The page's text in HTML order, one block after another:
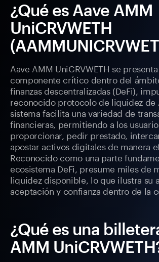
¿Qué es Aave AMM
UniCRVWETH
Aave AMM UniCRVWETH se
componente crítico dentro del
finanzas descentralizadas (DeFi),
reconocido protocolo de liquidez de
sistema facilita una variedad de
financieras, permitiendo a los
proporcionar, pedir prestado,
apostar activos digitales de manera
Reconocido como una parte
ecosistema DeFi, presume miles de
liquidez disponible, lo que ilustra su
aceptación y confianza dentro de la
¿Qué es una
AMM